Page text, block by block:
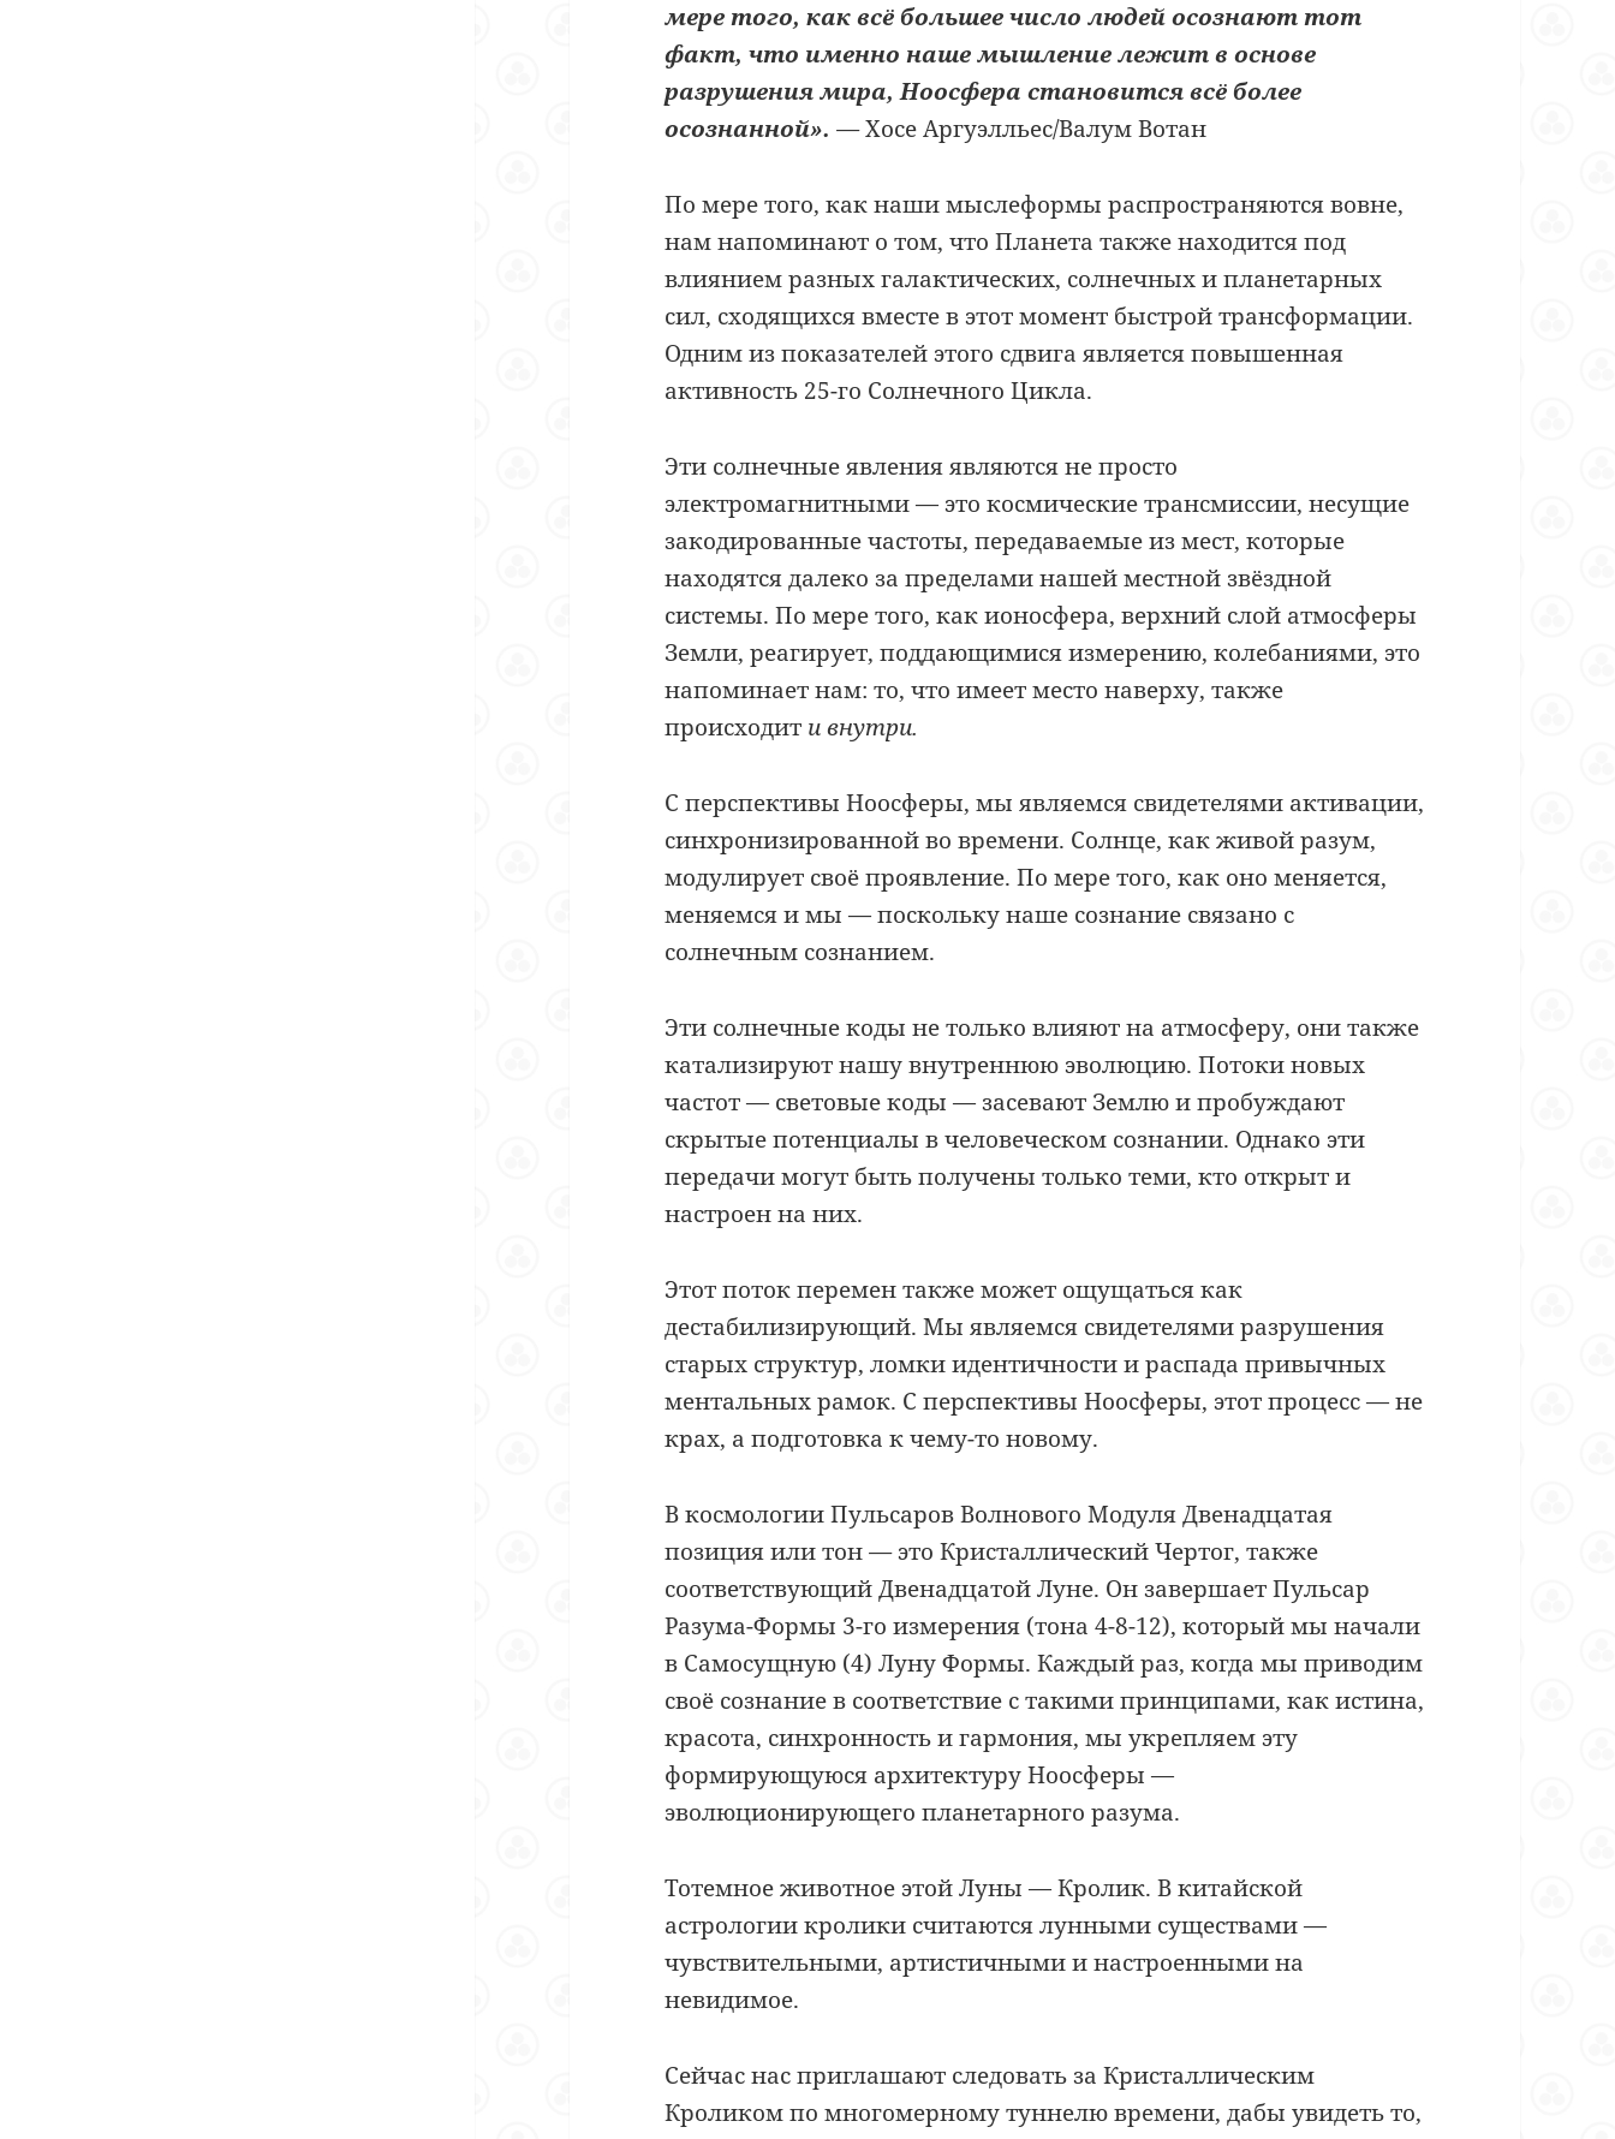
мере того, как всё большее число людей осознают тот
факт, что именно наше мышление лежит в основе
разрушения мира, Ноосфера становится всё более
осознанной». —Хосе Аргуэлльес/Валум Вотан
По мере того, как наши мыслеформы распространяются вовне,
нам напоминают о том, что Планета также находится под
влиянием разных галактических, солнечных и планетарных
сил, сходящихся вместе в этот момент быстрой трансформации.
Одним из показателей этого сдвига является повышенная
активность 25-го Солнечного Цикла.
Эти солнечные явления являются не просто
электромагнитными — это космические трансмиссии, несущие
закодированные частоты, передаваемые из мест, которые
находятся далеко за пределами нашей местной звёздной
системы. По мере того, как ионосфера, верхний слой атмосферы
Земли, реагирует, поддающимися измерению, колебаниями, это
напоминает нам: то, что имеет место наверху, также
происходит и внутри.
С перспективы Ноосферы, мы являемся свидетелями активации,
синхронизированной во времени. Солнце, как живой разум,
модулирует своё проявление. По мере того, как оно меняется,
меняемся и мы — поскольку наше сознание связано с
солнечным сознанием.
Эти солнечные коды не только влияют на атмосферу, они также
катализируют нашу внутреннюю эволюцию. Потоки новых
частот — световые коды — засевают Землю и пробуждают
скрытые потенциалы в человеческом сознании. Однако эти
передачи могут быть получены только теми, кто открыт и
настроен на них.
Этот поток перемен также может ощущаться как
дестабилизирующий. Мы являемся свидетелями разрушения
старых структур, ломки идентичности и распада привычных
ментальных рамок. С перспективы Ноосферы, этот процесс — не
крах, а подготовка к чему-то новому.
В космологии Пульсаров Волнового Модуля Двенадцатая
позиция или тон—это Кристаллический Чертог, также
соответствующий Двенадцатой Луне. Он завершает Пульсар
Разума-Формы 3-го измерения (тона 4-8-12), который мы начали
в Самосущную (4) Луну Формы. Каждый раз, когда мы приводим
своё сознание в соответствие с такими принципами, как истина,
красота, синхронность и гармония, мы укрепляем эту
формирующуюся архитектуру Ноосферы —
эволюционирующего планетарного разума.
Тотемное животное этой Луны — Кролик. В китайской
астрологии кролики считаются лунными существами —
чувствительными, артистичными и настроенными на
невидимое.
Сейчас нас приглашают следовать за Кристаллическим
Кроликом по многомерному туннелю времени, дабы увидеть то,